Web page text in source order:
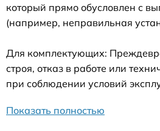
который прямо обусловлен с
(например, неправильная
Для комплектующих:
строя, отказ в работе или
при соблюдении условий
Показать полностью